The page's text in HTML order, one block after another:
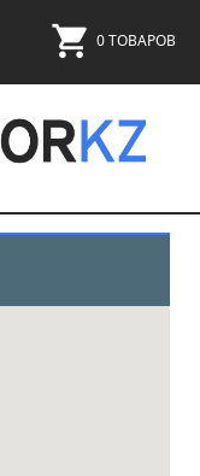
0 ТОВАРОВ